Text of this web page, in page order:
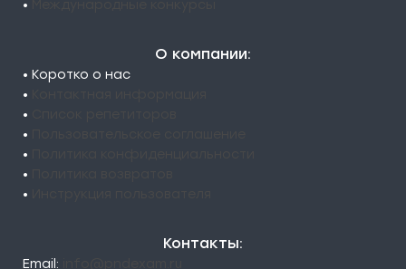
•
О компании:
• Коротко о нас
•
•
•
•
•
•
Контакты:
Email: